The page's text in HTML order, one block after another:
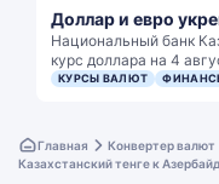
Доллар и евро
Национальный банк
курс доллара на 4
КУРСЫ ВАЛЮТ
Главная
Конвертер валют
Казахстанский тенге к